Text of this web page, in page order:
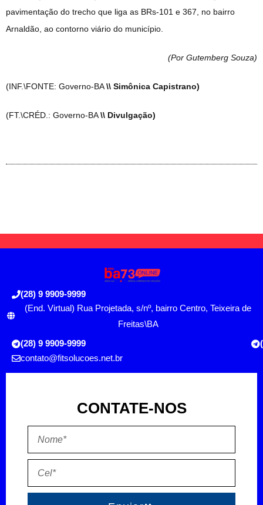
pavimentação do trecho que liga as BRs-101 e 367, no bairro
Arnaldão, ao contorno viário do município.
(Por Gutemberg Souza)
(INF.\FONTE: Governo-BA\\ Simônica Capistrano)
(FT.\CRÉD.: Governo-BA\\ Divulgação)
(28) 9 9909-9999
(End. Virtual) Rua Projetada, s/nº, bairro Centro, Teixeira de
Freitas\BA
(28) 9 9909-9999
contato@fitsolucoes.net.br
CONTATE-NOS